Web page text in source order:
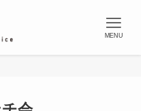
MENU